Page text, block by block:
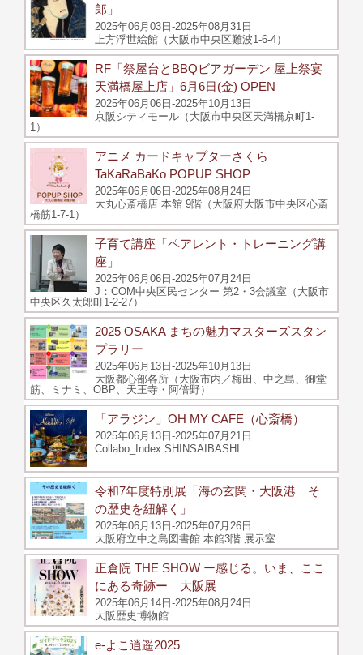
郎」
2025年06月03日-2025年08月31日
上方浮世絵館（大阪市中央区難波1-6-4）
RF「祭屋台とBBQビアガーデン 屋上祭宴
天満橋屋上店」6月6日(金) OPEN
2025年06月06日-2025年10月13日
京阪シティモール（大阪市中央区天満橋京町1-
1）
アニメ カードキャプターさくら
TaKaRaBaKo POPUP SHOP
2025年06月06日-2025年08月24日
大丸心斎橋店 本館 9階（大阪府大阪市中央区心斎
橋筋1-7-1）
子育て講座「ペアレント・トレーニング講
座」
2025年06月06日-2025年07月24日
J：COM中央区民センター 第2・3会議室（大阪市
中央区久太郎町1-2-27）
2025 OSAKA まちの魅力マスターズスタン
プラリー
2025年06月13日-2025年10月13日
大阪都心部各所（大阪市内／梅田、中之島、御堂
筋、ミナミ、OBP、天王寺・阿倍野）
「アラジン」OH MY CAFE（心斎橋）
2025年06月13日-2025年07月21日
Collabo_Index SHINSAIBASHI
令和7年度特別展「海の玄関・大阪港 そ
の歴史を紐解く」
2025年06月13日-2025年07月26日
大阪府立中之島図書館 本館3階 展示室
正倉院 THE SHOW ー感じる。いま、ここ
にある奇跡ー 大阪展
2025年06月14日-2025年08月24日
大阪歴史博物館
e-よこ逍遥2025